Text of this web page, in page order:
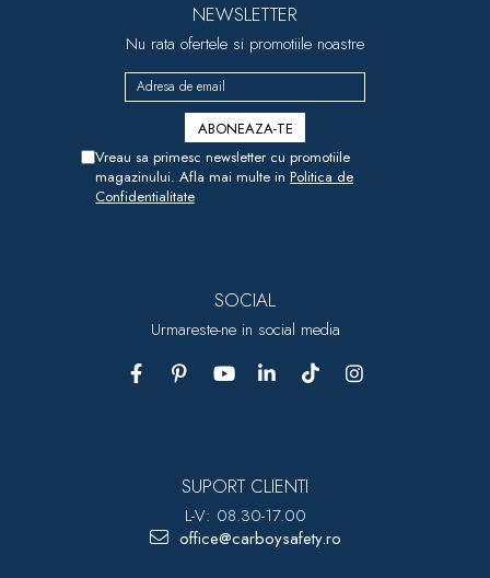
NEWSLETTER
Nu rata ofertele si promotiile noastre
Vreau sa primesc newsletter cu promotiile
magazinului. Afla mai multe in Politica de
Confidentialitate
SOCIAL
Urmareste-ne in social media
SUPORT CLIENTI
L-V: 08.30-17.00
office@carboysafety.ro